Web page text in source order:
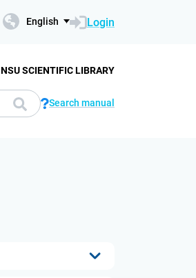
English Login
NSU SCIENTIFIC LIBRARY
Search manual